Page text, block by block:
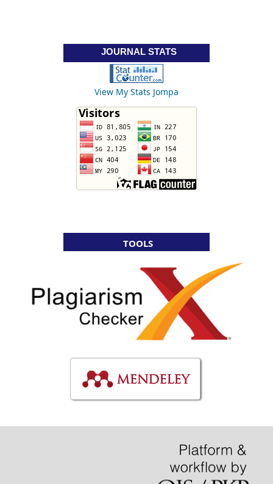
JOURNAL STATS
View My Stats Jompa
TOOLS